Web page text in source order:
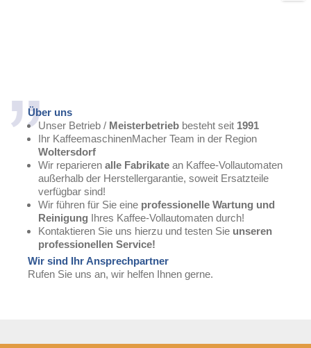
Über uns
Unser Betrieb / Meisterbetrieb besteht seit 1991
Ihr KaffeemaschinenMacher Team in der Region
Woltersdorf
Wir reparieren alle Fabrikate an Kaffee-Vollautomaten
außerhalb der Herstellergarantie, soweit Ersatzteile
verfügbar sind!
Wir führen für Sie eine professionelle Wartung und
Reinigung Ihres Kaffee-Vollautomaten durch!
Kontaktieren Sie uns hierzu und testen Sie unseren
professionellen Service!
Wir sind Ihr Ansprechpartner
Rufen Sie uns an, wir helfen Ihnen gerne.